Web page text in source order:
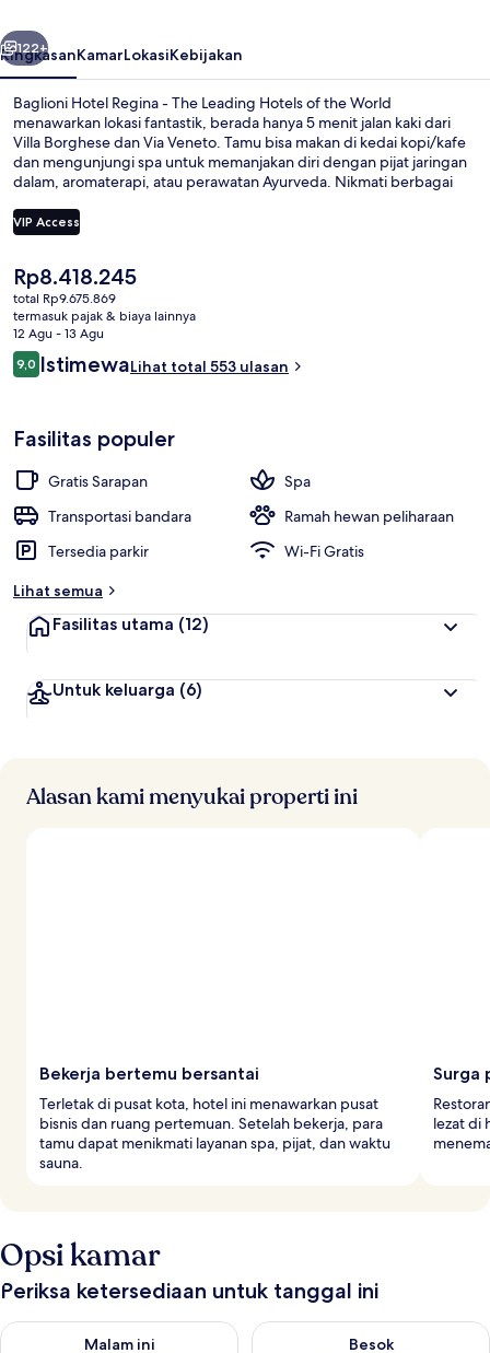
Leading
Hotels
of
the
World
Berikutnya
122+
RingkasanKamarLokasiKebijakan
Baglioni Hotel Regina - The Leading Hotels of the World
menawarkan lokasi fantastik, berada hanya 5 menit jalan kaki dari
Villa Borghese dan Via Veneto. Tamu bisa makan di kedai kopi/kafe
dan mengunjungi spa untuk memanjakan diri dengan pijat jaringan
dalam, aromaterapi, atau perawatan Ayurveda. Nikmati berbagai
kebugaran 24 jam, dan pusat kebugaran. Para traveler terkesan
dengan staf. Transportasi umum berada tidak jauh: Stasiun Barberini
menit.
VIP Access
Harga
saat
ini
Rp8.418.245
Rp8.418.245
total Rp9.675.869
termasuk pajak & biaya lainnya
12 Agu - 13 Agu
Ulasan
9,09,0 dari 10
IstimewaLihat total 553 ulasan
Fasilitas populer
Gratis Sarapan
Spa
Transportasi bandara
Ramah hewan peliharaan
Tersedia parkir
Wi-Fi Gratis
Lihat semua
Fasilitas utama (12)
Untuk keluarga (6)
Alasan kami menyukai properti ini
Bekerja bertemu bersantai
Terletak di pusat kota, hotel ini menawarkan pusat
bisnis dan ruang pertemuan. Setelah bekerja, para
tamu dapat menikmati layanan spa, pijat, dan waktu
sauna.
Surga
lezat di
Opsi kamar
Periksa ketersediaan untuk tanggal ini
Malam ini
Periksa ketersediaan untuk malam ini Agu 6 - Agu 7
Besok
Periksa ketersediaan untuk